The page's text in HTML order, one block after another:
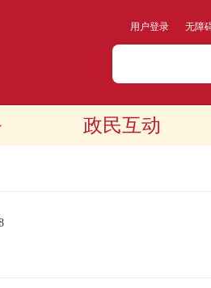
用户登录 无障
政民互动